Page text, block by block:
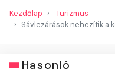
Kezdőlap
Turizmus
Sávlezárások nehezítik a
Hasonló